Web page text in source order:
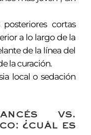
posteriores cortas
a lo largo de la
de la línea del
la curación.
local o sedación
vs.
¿cuál es